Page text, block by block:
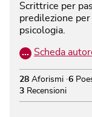
Scrittrice per
predilezione
psicologia.
… Scheda
28 Aforismi 6
3 Recensioni